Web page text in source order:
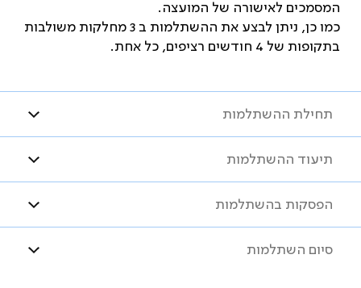
המסמכים לאישורה של המועצה.
כמו כן, ניתן לבצע את ההשתלמות ב 3 מחלקות משולבות
בתקופות של 4 חודשים רציפים, כל אחת.
תחילת ההשתלמות
תיעוד ההשתלמות
הפסקות בהשתלמות
סיום השתלמות